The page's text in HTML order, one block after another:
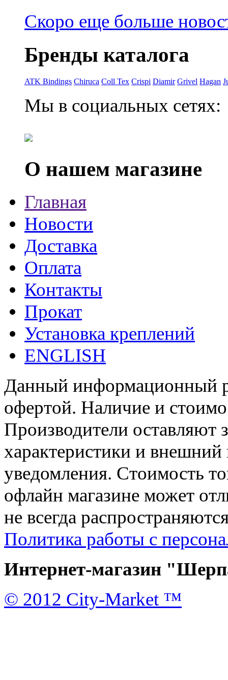
Скоро еще больше
Бренды каталога
ATK Bindings Chiruca Coll Tex Crispi Diamir Grivel Hagan
Мы в социальных сетях:
О нашем магазине
Главная
Новости
Доставка
Оплата
Контакты
Прокат
Установка креплений
ENGLISH
Данный информационный
офертой. Наличие и
Производители оставляют
характеристики и внешний
уведомления. Стоимость
офлайн магазине может
не всегда
Политика работы с
Интернет-магазин
© 2012 City-Market ™